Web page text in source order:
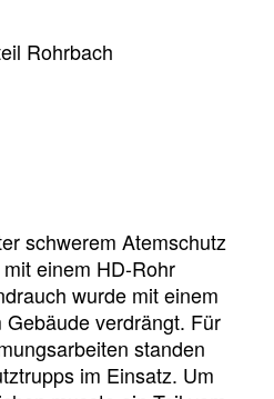
Rohrbach
schwerem Atemschutz
einem HD-Rohr
wurde mit einem
verdrängt. Für
standen
im Einsatz. Um